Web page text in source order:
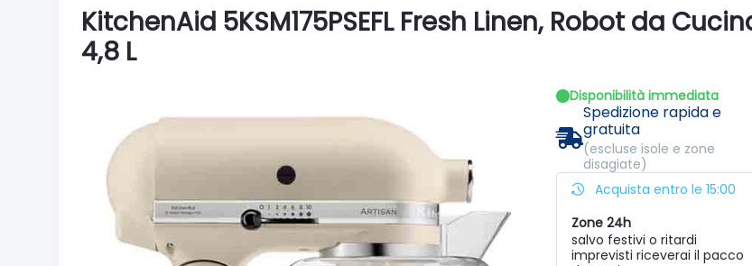
KitchenAid 5KSM175PSEFL Fresh Linen, Robot da
4,8 L
Disponibilità immediata
Spedizione rapida e
gratuita
(escluse isole e zone
disagiate)
Acquista entro le 15:00
Zone 24h
salvo festivi o ritardi
imprevisti riceverai il pacco